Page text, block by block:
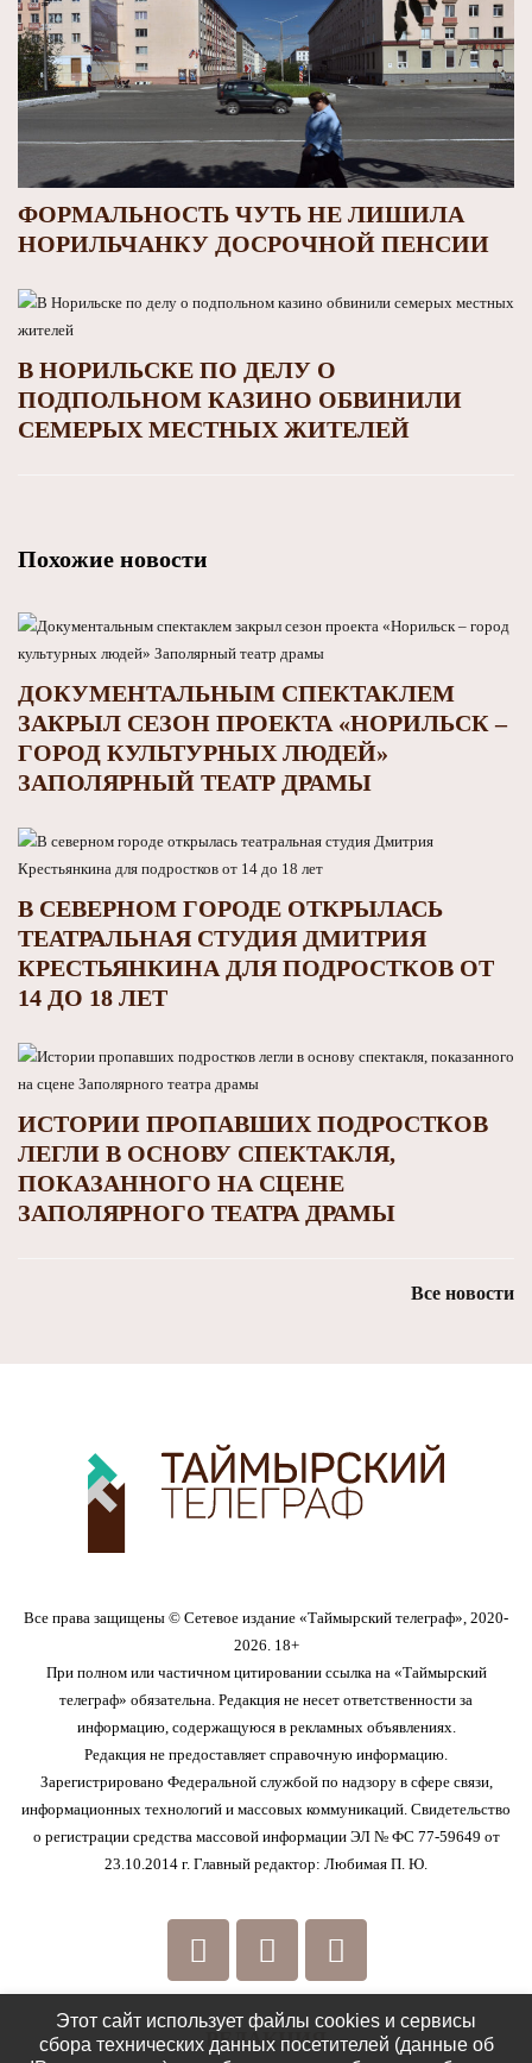
ФОРМАЛЬНОСТЬ ЧУТЬ НЕ ЛИШИЛА
НОРИЛЬЧАНКУ ДОСРОЧНОЙ ПЕНСИИ
В НОРИЛЬСКЕ ПО ДЕЛУ О
ПОДПОЛЬНОМ КАЗИНО ОБВИНИЛИ
СЕМЕРЫХ МЕСТНЫХ ЖИТЕЛЕЙ
Похожие новости
ДОКУМЕНТАЛЬНЫМ СПЕКТАКЛЕМ
ЗАКРЫЛ СЕЗОН ПРОЕКТА «НОРИЛЬСК –
ГОРОД КУЛЬТУРНЫХ ЛЮДЕЙ»
ЗАПОЛЯРНЫЙ ТЕАТР ДРАМЫ
В СЕВЕРНОМ ГОРОДЕ ОТКРЫЛАСЬ
ТЕАТРАЛЬНАЯ СТУДИЯ ДМИТРИЯ
КРЕСТЬЯНКИНА ДЛЯ ПОДРОСТКОВ ОТ
14 ДО 18 ЛЕТ
ИСТОРИИ ПРОПАВШИХ ПОДРОСТКОВ
ЛЕГЛИ В ОСНОВУ СПЕКТАКЛЯ,
ПОКАЗАННОГО НА СЦЕНЕ
ЗАПОЛЯРНОГО ТЕАТРА ДРАМЫ
Все новости
Все права защищены © Сетевое издание «Таймырский телеграф», 2020-
2026. 18+
При полном или частичном цитировании ссылка на «Таймырский
телеграф» обязательна. Редакция не несет ответственности за
информацию, содержащуюся в рекламных объявлениях.
Редакция не предоставляет справочную информацию.
Зарегистрировано Федеральной службой по надзору в сфере связи,
информационных технологий и массовых коммуникаций. Свидетельство
о регистрации средства массовой информации ЭЛ № ФС 77-59649 от
23.10.2014 г. Главный редактор: Любимая П. Ю.
РЕДАКЦИЯ
Этот сайт использует файлы cookies и сервисы
сбора технических данных посетителей (данные об